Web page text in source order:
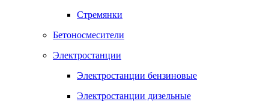
Стремянки
Бетоносмесители
Электростанции
Электростанции бензиновые
Электростанции дизельные